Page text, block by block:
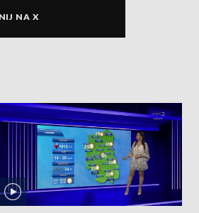
NA X